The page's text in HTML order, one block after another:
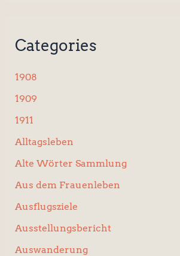
n
h
Categories
1908
1909
1911
Alltagsleben
Alte Wörter Sammlung
Aus dem Frauenleben
Ausflugsziele
Ausstellungsbericht
Auswanderung